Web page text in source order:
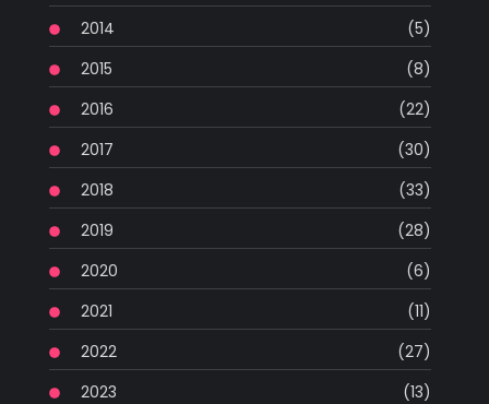
2014
(5)
2015
(8)
2016
(22)
2017
(30)
2018
(33)
2019
(28)
2020
(6)
2021
(11)
2022
(27)
2023
(13)